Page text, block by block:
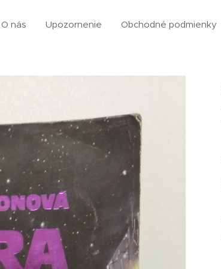
O nás Upozornenie Obchodné podmienky